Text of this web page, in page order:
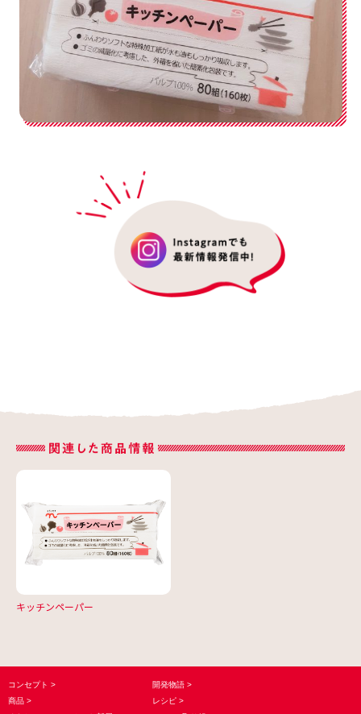
キッチンペーパー
コンセプト
商品
開発物語
レシピ